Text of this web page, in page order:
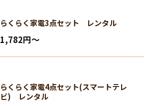
らくらく家電3点セット レンタル
1,782円〜
らくらく家電4点セット(スマートテレ
ビ) レンタル